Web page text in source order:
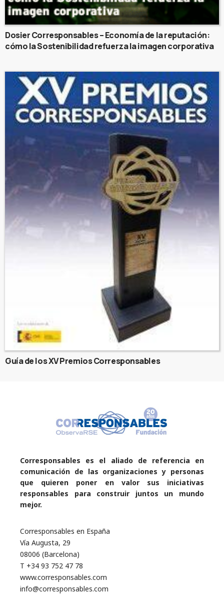
Dosier Corresponsables – Economía de la reputación:
cómo la Sostenibilidad refuerza la imagen corporativa
Guía de los XV Premios Corresponsables
Corresponsables es el aliado de referencia en
comunicación de las organizaciones y personas
que quieren poner en valor sus iniciativas
responsables para construir juntos un mundo
mejor.
Corresponsables en España
Vía Augusta, 29
08006 (Barcelona)
T +34 93 752 47 78
www.corresponsables.com
info@corresponsables.com